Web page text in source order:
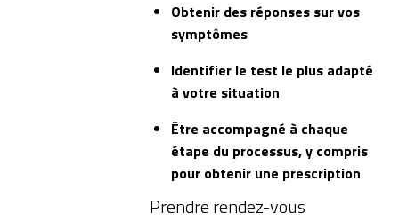
Obtenir des réponses sur vos
symptômes
Identifier le test le plus adapté
à votre situation
Être accompagné à chaque
étape du processus, y compris
pour obtenir une prescription
Prendre rendez-vous